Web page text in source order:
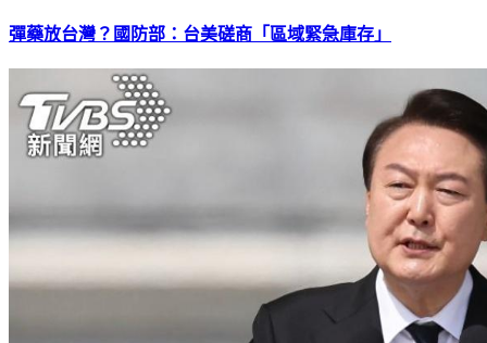
彈藥放台灣？國防部：台美磋商「區域緊急庫存」